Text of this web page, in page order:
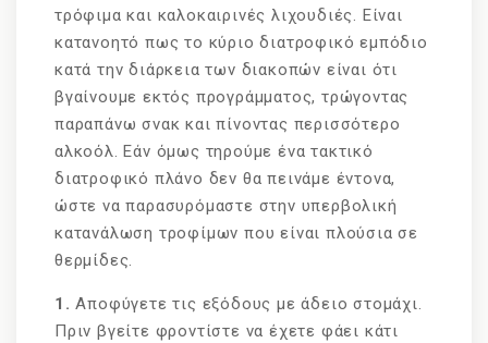
τρόφιμα και καλοκαιρινές λιχουδιές. Είναι
κατανοητό πως το κύριο διατροφικό εμπόδιο
κατά την διάρκεια των διακοπών είναι ότι
βγαίνουμε εκτός προγράμματος, τρώγοντας
παραπάνω σνακ και πίνοντας περισσότερο
αλκοόλ. Εάν όμως τηρούμε ένα τακτικό
διατροφικό πλάνο δεν θα πεινάμε έντονα,
ώστε να παρασυρόμαστε στην υπερβολική
κατανάλωση τροφίμων που είναι πλούσια σε
θερμίδες.
1.Αποφύγετε τις εξόδους με άδειο στομάχι.
Πριν βγείτε φροντίστε να έχετε φάει κάτι